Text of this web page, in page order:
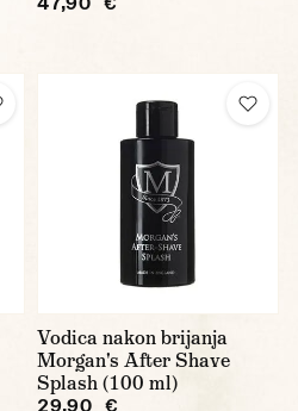
Vodica nakon brijanja
Morgan's After Shave
Splash (100 ml)
29,90 €